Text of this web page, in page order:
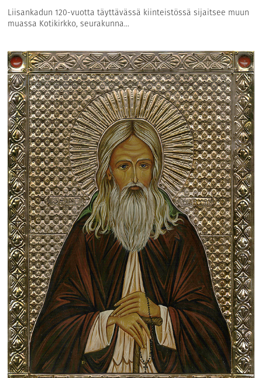
Liisankadun 120-vuotta täyttävässä kiinteistössä sijaitsee muun
muassa Kotikirkko, seurakunna...